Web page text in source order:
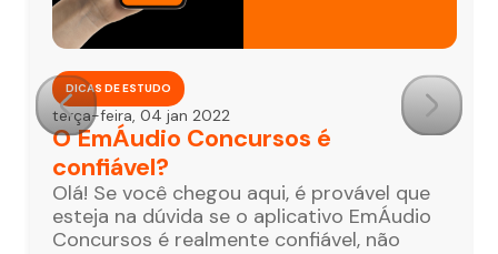
DICAS DE ESTUDO
terça-feira, 04 jan 2022
O EmÁudio Concursos é
confiável?
Olá! Se você chegou aqui, é provável que
esteja na dúvida se o aplicativo EmÁudio
Concursos é realmente confiável, não